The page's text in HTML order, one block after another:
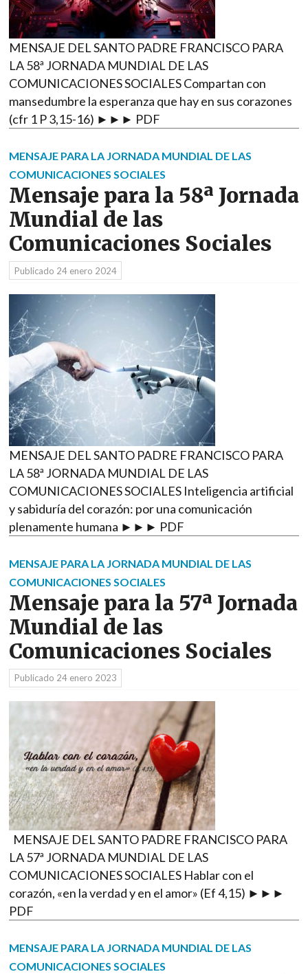
MENSAJE DEL SANTO PADRE FRANCISCO PARA
LA 58ª JORNADA MUNDIAL DE LAS
COMUNICACIONES SOCIALES Compartan con
mansedumbre la esperanza que hay en sus corazones
(cfr 1 P 3,15-16) ►►► PDF
MENSAJE PARA LA JORNADA MUNDIAL DE LAS
COMUNICACIONES SOCIALES
Mensaje para la 58ª Jornada
Mundial de las
Comunicaciones Sociales
Publicado 24 enero 2024
MENSAJE DEL SANTO PADRE FRANCISCO PARA
LA 58ª JORNADA MUNDIAL DE LAS
COMUNICACIONES SOCIALES Inteligencia artificial
y sabiduría del corazón: por una comunicación
plenamente humana ►►► PDF
MENSAJE PARA LA JORNADA MUNDIAL DE LAS
COMUNICACIONES SOCIALES
Mensaje para la 57ª Jornada
Mundial de las
Comunicaciones Sociales
Publicado 24 enero 2023
MENSAJE DEL SANTO PADRE FRANCISCO PARA
LA 57ª JORNADA MUNDIAL DE LAS
COMUNICACIONES SOCIALES Hablar con el
corazón, «en la verdad y en el amor» (Ef 4,15) ►►►
PDF
MENSAJE PARA LA JORNADA MUNDIAL DE LAS
COMUNICACIONES SOCIALES